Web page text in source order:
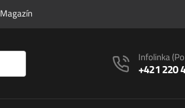
Magazín
Infolinka
+421 220